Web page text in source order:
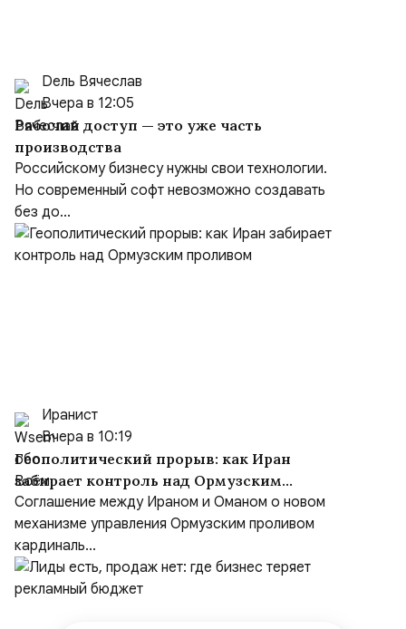
Dель Вячеслав
Вчера в 12:05
Рабочий доступ — это уже часть
производства
Российскому бизнесу нужны свои технологии.
Но современный софт невозможно создавать
без до...
Иранист
Вчера в 10:19
Геополитический прорыв: как Иран
забирает контроль над Ормузским
проливом
Соглашение между Ираном и Оманом о новом
механизме управления Ормузским проливом
кардиналь...